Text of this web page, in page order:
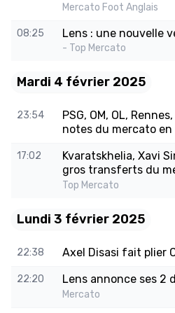
Mercato Foot Anglais
08:25 Lens : une nouvelle
- Top Mercato
Mardi 4 février 2025
23:54
PSG, OM, OL,
notes du mercato en
17:02
Kvaratskhelia, Xavi
gros transferts du
Top Mercato
Lundi 3 février 2025
22:38 Axel Disasi fait plier
22:20 Lens annonce ses 2
Mercato